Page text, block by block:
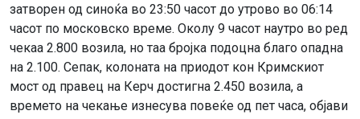
затворен од синоќа во 23:50 часот до утрово во 06:14
часот по московско време. Околу 9 часот наутро во ред
чекаа 2.800 возила, но таа бројка подоцна благо опадна
на 2.100. Сепак, колоната на приодот кон Кримскиот
мост од правец на Керч достигна 2.450 возила, а
времето на чекање изнесува повеќе од пет часа, објави